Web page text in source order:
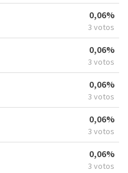
0,06%
3 votos
0,06%
3 votos
0,06%
3 votos
0,06%
3 votos
0,06%
3 votos